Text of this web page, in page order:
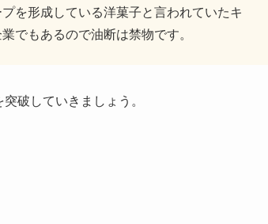
を形成している洋菓子と言われていたキ
でもあるので油断は禁物です。
破していきましょう。